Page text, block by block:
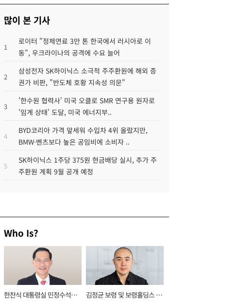
많이 본 기사
1
로이터 "정제연료 3만 톤 한국에서 러시아로 이
동", 우크라이나의 공격에 수요 늘어
2
삼성전자 SK하이닉스 소극적 주주환원에 해외 증
권가 비판, "반도체 호황 지속성 의문"
3
'한수원 협력사' 미국 오클로 SMR 연구용 원자로
'임계 상태' 도달, 미국 에너지부..
4
BYD코리아 가격 앞세워 수입차 4위 올랐지만,
BMW·벤츠보다 높은 공임비에 소비자 ..
5
SK하이닉스 1주당 375원 현금배당 실시, 추가 주
주환원 계획 9월 공개 예정
Who Is?
한찬식 대통령실 민정수석비
김정균 보령 및 보령홀딩스 대